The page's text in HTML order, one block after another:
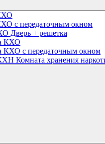
с передаточным окном
Дверь + решетка
КХО
КХО с передаточным окном
Комната хранения